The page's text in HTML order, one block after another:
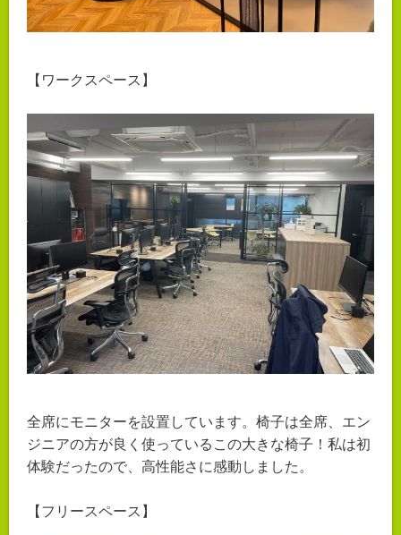
【ワークスペース】
全席にモニターを設置しています。椅子は全席、エン
ジニアの方が良く使っているこの大きな椅子！私は初
体験だったので、高性能さに感動しました。
【フリースペース】